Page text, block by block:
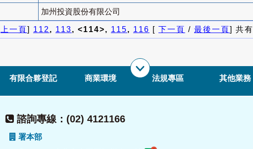
加州投資股份有限公司
上一頁] 112, 113, <114>, 115, 116 [ 下一頁 / 最後一頁] 共有
有限合夥登記 商業環境 法規專區 其他業務
諮詢專線：(02) 4121166
署本部